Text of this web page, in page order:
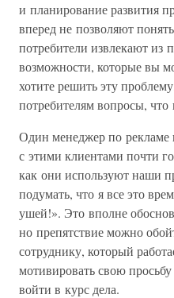
и планирование развития
вперед не позволяют
потребители извлекают из
возможности, которые вы
хотите решить эту
потребителям вопросы, что
Один менеджер по рекламе
с этими клиентами почти
как они используют наши
подумать, что я все это
ушей!». Это вполне
но препятствие можно
сотруднику, который
мотивировать свою
войти в курс дела.